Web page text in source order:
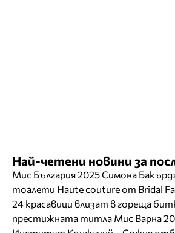
Най-четени новини за
Мис България 2025 Симона
тоалети Haute couture от Bridal
24 красавици влизат в гореща
престижната титла Мис Варна